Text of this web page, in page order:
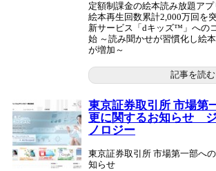
定額制課金の絵本読み放題アプ
絵本再生回数累計2,000万回を
新サービス「dキッズ™」への
始 ～読み聞かせが習慣化し絵
が増加～
記事を読む
東京証券取引所 市場第
更に関するお知らせ
ノロジー
東京証券取引所 市場第一部へ
知らせ